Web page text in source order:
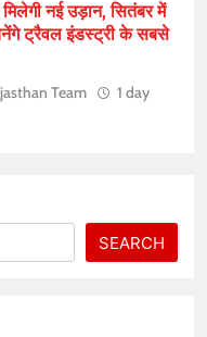
नई उड़ान, सितंबर में
ट्रैवल इंडस्ट्री के सबसे
Team
1 day
SEARCH